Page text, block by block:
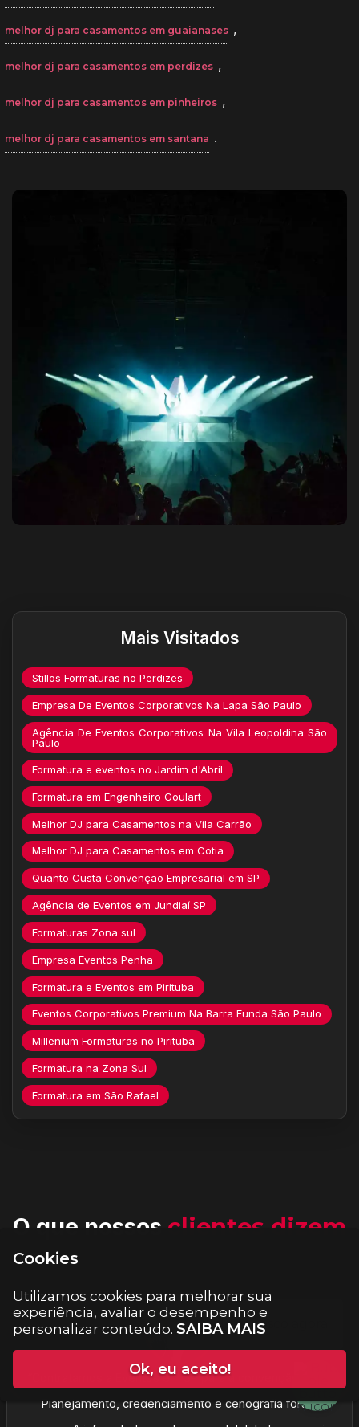
melhor dj para casamentos em guaianases ,
melhor dj para casamentos em perdizes ,
melhor dj para casamentos em pinheiros ,
melhor dj para casamentos em santana .
Mais Visitados
Stillos Formaturas no Perdizes
Empresa De Eventos Corporativos Na Lapa São Paulo
Agência De Eventos Corporativos Na Vila Leopoldina São
Paulo
Formatura e eventos no Jardim d'Abril
Formatura em Engenheiro Goulart
Melhor DJ para Casamentos na Vila Carrão
Melhor DJ para Casamentos em Cotia
Quanto Custa Convenção Empresarial em SP
Agência de Eventos em Jundiaí SP
Formaturas Zona sul
Empresa Eventos Penha
Formatura e Eventos em Pirituba
Eventos Corporativos Premium Na Barra Funda São Paulo
Millenium Formaturas no Pirituba
Formatura na Zona Sul
Formatura em São Rafael
O que nossos clientes dizem
“Contratamos a Eventos em SP para a convenção anual.
Planejamento, credenciamento e cenografia foram
Cookies
Utilizamos cookies para melhorar sua
experiência, avaliar o desempenho e
personalizar conteúdo. SAIBA MAIS
Ok, eu aceito!